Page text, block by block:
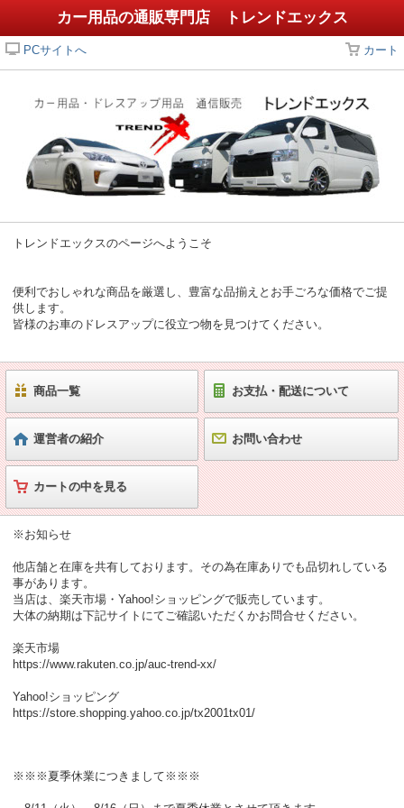
カー用品の通販専門店 トレンドエックス
PCサイトへ カート
トレンドエックスのページへようこそ
便利でおしゃれな商品を厳選し、豊富な品揃えとお手ごろな価格でご提
供します。
皆様のお車のドレスアップに役立つ物を見つけてください。
商品一覧 お支払・配送について
運営者の紹介 お問い合わせ
カートの中を見る
※お知らせ
他店舗と在庫を共有しております。その為在庫ありでも品切れしている
事があります。
当店は、楽天市場・Yahoo!ショッピングで販売しています。
大体の納期は下記サイトにてご確認いただくかお問合せください。
楽天市場
https://www.rakuten.co.jp/auc-trend-xx/
Yahoo!ショッピング
https://store.shopping.yahoo.co.jp/tx2001tx01/
※※※夏季休業につきまして※※※